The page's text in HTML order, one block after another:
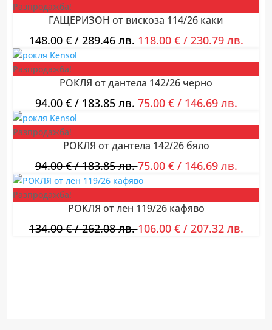
Разпродажба!
ГАЩЕРИЗОН от вискоза 114/26 каки
148.00€/ 289.46 лв.118.00 €/ 230.79 лв.
Разпродажба!
РОКЛЯ от дантела 142/26 черно
94.00€/ 183.85 лв.75.00 €/ 146.69 лв.
Разпродажба!
РОКЛЯ от дантела 142/26 бяло
94.00€/ 183.85 лв.75.00 €/ 146.69 лв.
Разпродажба!
РОКЛЯ от лен 119/26 кафяво
134.00€/ 262.08 лв.106.00 €/ 207.32 лв.